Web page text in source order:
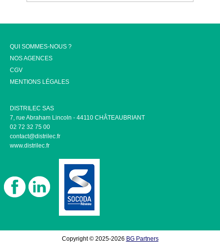
QUI SOMMES-NOUS ?
NOS AGENCES
CGV
MENTIONS LÉGALES
DISTRILEC SAS
7, rue Abraham Lincoln - 44110 CHÂTEAUBRIANT
02 72 32 75 00
contact@distrilec.fr
www.distrilec.fr
Copyright © 2025-2026 BG Partners